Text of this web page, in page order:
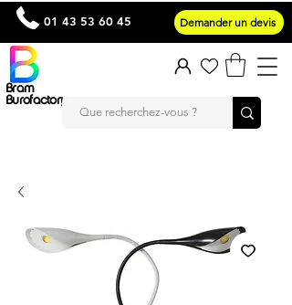
Bram
Burofactory
01 43 53 60 45 Demander un devis